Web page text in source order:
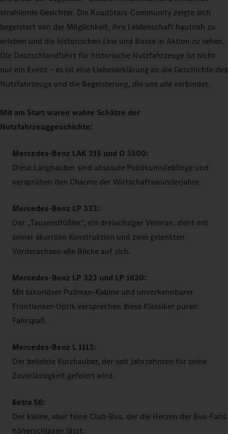
strahlende Gesichter. Die RoadStars-Community zeigte sich
begeistert von der Möglichkeit, ihre Leidenschaft hautnah zu
erleben und die historischen Lkw und Busse in Aktion zu sehen.
Die Deutschlandfahrt für historische Nutzfahrzeuge ist nicht
nur ein Event – es ist eine Liebeserklärung an die Geschichte des
Nutzfahrzeugs und die Begeisterung, die uns alle verbindet.
Mit am Start waren wahre Schätze der
Nutzfahrzeuggeschichte:
Mercedes-Benz LAK 315 und O 3500:
Diese Langhauber sind absolute Publikumslieblinge und
versprühen den Charme der Wirtschaftswunderjahre.
Mercedes-Benz LP 333:
Der „Tausendfüßler“, ein dreiachsiger Veteran, zieht mit
seiner skurrilen Konstruktion und zwei gelenkten
Vorderachsen alle Blicke auf sich.
Mercedes-Benz LP 323 und LP 1620:
Mit luxuriöser Pullman-Kabine und unverkennbarer
Frontlenker-Optik versprechen diese Klassiker puren
Fahrspaß.
Mercedes-Benz L 1113:
Der beliebte Kurzhauber, der seit Jahrzehnten für seine
Zuverlässigkeit gefeiert wird.
Setra S6:
Der kleine, aber feine Club-Bus, der die Herzen der Bus-Fans
höherschlagen lässt.